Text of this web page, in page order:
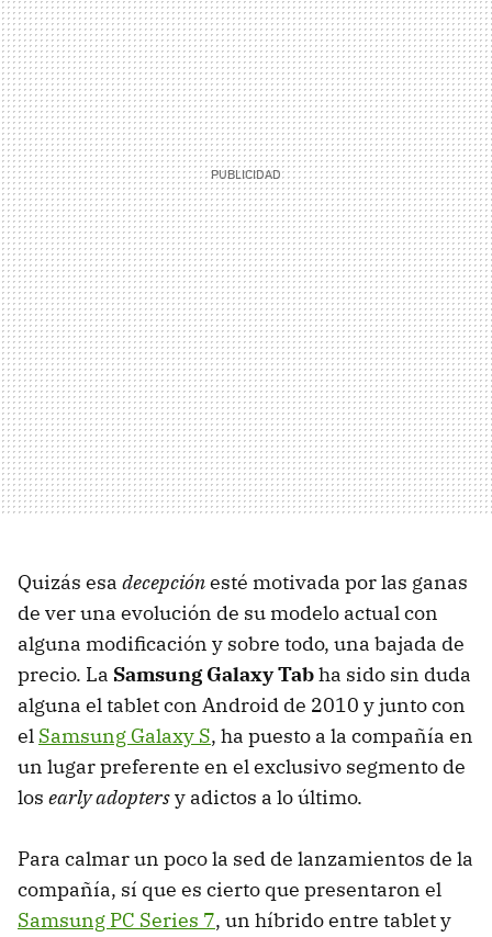
Quizás esa decepciónesté motivada por las ganas
de ver una evolución de su modelo actual con
alguna modificación y sobre todo, una bajada de
precio. La Samsung Galaxy Tabha sido sin duda
alguna el tablet con Android de 2010 y junto con
el Samsung Galaxy S, ha puesto a la compañía en
un lugar preferente en el exclusivo segmento de
los early adoptersy adictos a lo último.
Para calmar un poco la sed de lanzamientos de la
compañía, sí que es cierto que presentaron el
Samsung PC Series 7, un híbrido entre tablet y